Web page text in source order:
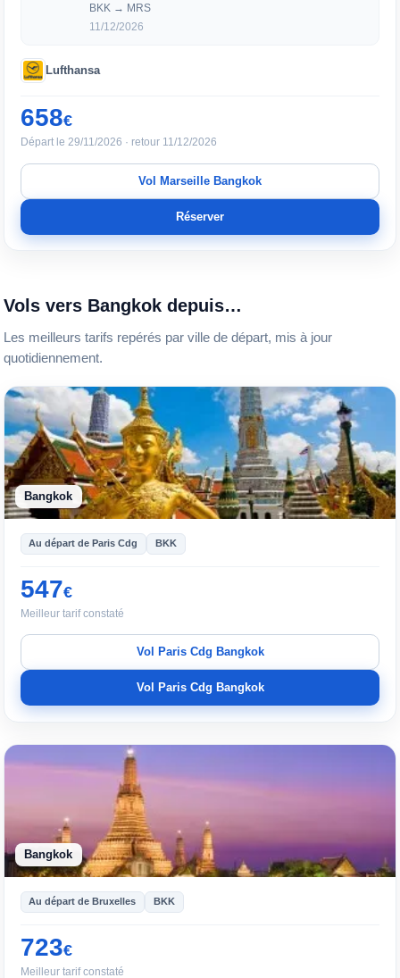
BKK → MRS
11/12/2026
Lufthansa
658€
Départ le 29/11/2026 · retour 11/12/2026
Vol Marseille Bangkok
Réserver
Vols vers Bangkok depuis…
Les meilleurs tarifs repérés par ville de départ, mis à jour
quotidiennement.
Bangkok
Au départ de Paris Cdg BKK
547€
Meilleur tarif constaté
Vol Paris Cdg Bangkok
Vol Paris Cdg Bangkok
Bangkok
Au départ de Bruxelles BKK
723€
Meilleur tarif constaté